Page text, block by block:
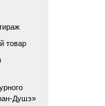
товар
Душэ»